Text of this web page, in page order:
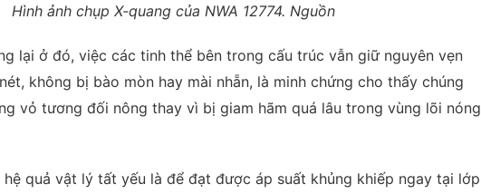
Hình ảnh chụp X-quang của NWA 12774. Nguồn
lại ở đó, việc các tinh thể bên trong cấu trúc vẫn giữ nguyên vẹn
không bị bào mòn hay mài nhẵn, là minh chứng cho thấy chúng
vỏ tương đối nông thay vì bị giam hãm quá lâu trong vùng lõi nóng
quả vật lý tất yếu là để đạt được áp suất khủng khiếp ngay tại lớp